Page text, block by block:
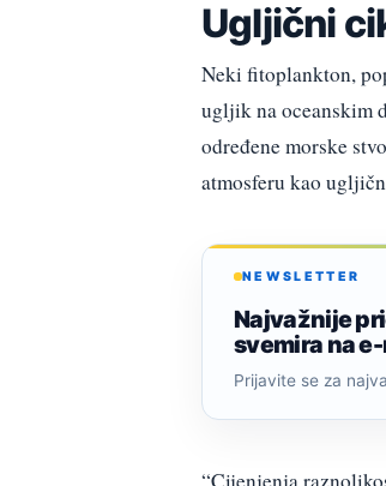
Ugljični
Neki fitoplankton,
ugljik na oceanskim
određene morske
atmosferu kao
NEWSLETTER
Najvažnije
svemira na
Prijavite se za